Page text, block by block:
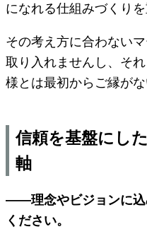
になれる仕組みづくりを
その考え方に合わない
取り入れませんし、そ
様とは最初からご縁がな
信頼を基盤にし
軸
――理念やビジョンに込
ください。